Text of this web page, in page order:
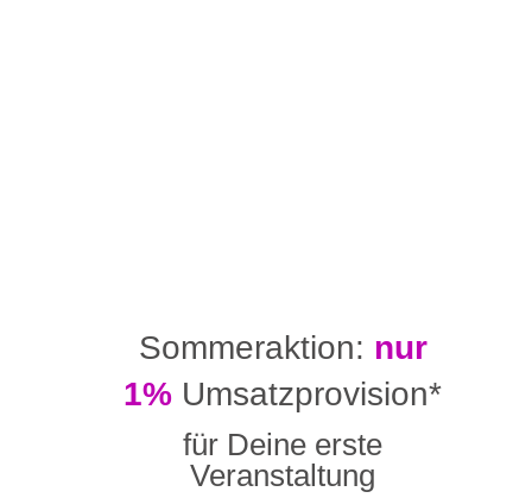
Sommeraktion: nur
1% Umsatzprovision*
für Deine erste
Veranstaltung